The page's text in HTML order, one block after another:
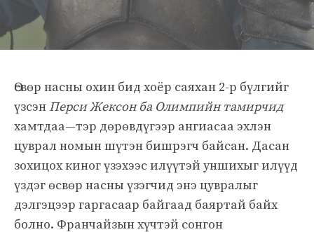
Өсвөр насны охин бид хоёр саяхан 2-р бүлгийг
үзсэн Перси Жексон ба Олимпийн тамирчид
хамтдаа—тэр дөрөвдүгээр ангиасаа эхлэн
цуврал номын шүтэн бишрэгч байсан. Дасан
зохицох киног үзэхээс илүүтэй уншихыг илүүд
үздэг өсвөр насны үзэгчид энэ цувралыг
дэлгэцээр гаргасаар байгаад баяртай байх
болно. Франчайзын хүчтэй сонгон